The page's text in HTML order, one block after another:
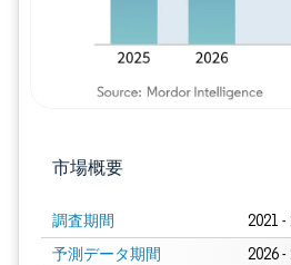
市場概要
調査期間 2021 -
予測データ期間 2026 -